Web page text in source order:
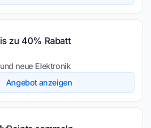
zu 40% Rabatt
neue Elektronik
Angebot anzeigen